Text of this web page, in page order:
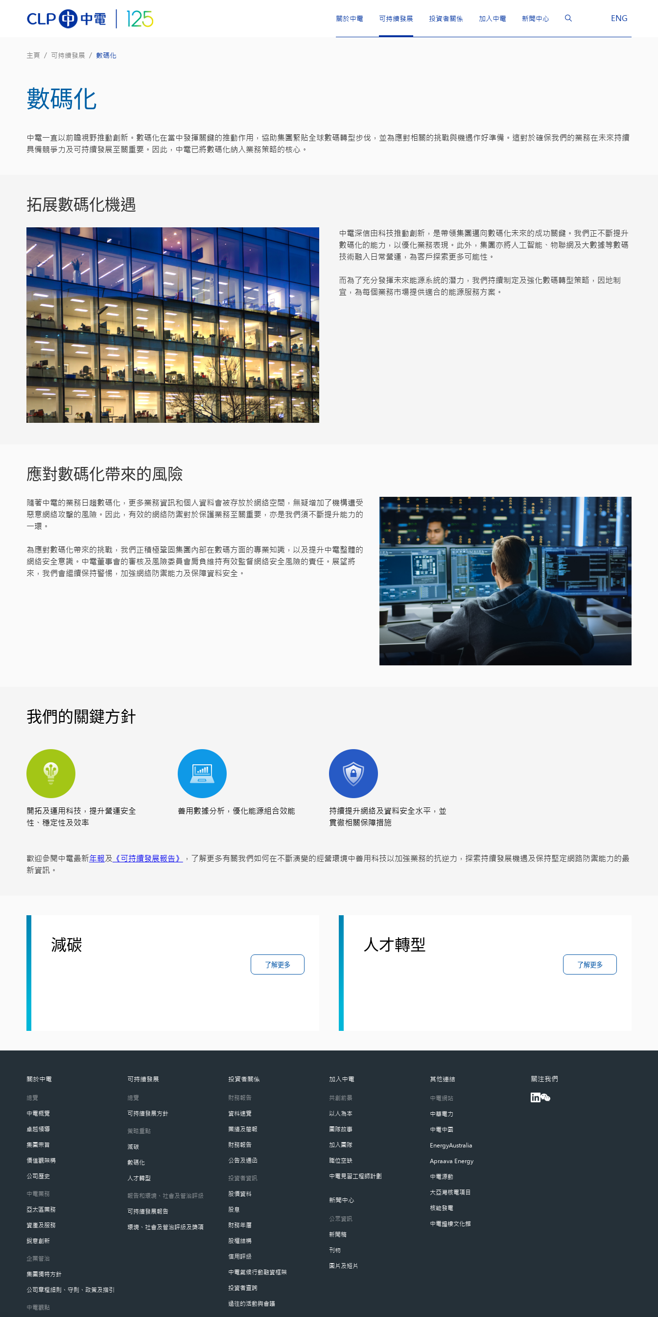
關於中電 可持續發展 投資者關係 加入中電 新聞中心 ENG
主頁 / 可持續發展 / 數碼化
數碼化
中電一直以前瞻視野推動創新。數碼化在當中發揮關鍵的推動作用，協助集團緊貼全球數碼轉型步伐，並為應對相關的挑戰與機遇作好準備。這對於確保我們的業務在未來持續
具備競爭力及可持續發展至關重要。因此，中電已將數碼化納入業務策略的核心。
拓展數碼化機遇
中電深信由科技推動創新，是帶領集團邁向數碼化未來的成功關鍵。我們正不斷提升
數碼化的能力，以優化業務表現。此外，集團亦將人工智能、物聯網及大數據等數碼
技術融入日常營運，為客戶探索更多可能性。​
而為了充分發揮未來能源系統的潛力，我們持續制定及強化數碼轉型策略，因地制
宜，為每個業務市場提供適合的能源服務方案。
應對數碼化帶來的風險
隨著中電的業務日趨數碼化，更多業務資訊和個人資料會被存放於網絡空間，無疑增加了機構遭受
惡意網絡攻擊的風險。因此，有效的網絡防禦對於保護業務至關重要，亦是我們須不斷提升能力的
一環​。
為應對數碼化帶來的挑戰，我們正積極鞏固集團內部在數碼方面的專業知識，以及提升中電整體的
網絡安全意識。中電董事會的審核及風險委員會肩負維持有效監督網絡安全風險的責任。展望將
來，我們會​繼續保持警惕，加強網絡防禦能力及保障資料安全。
我們的關鍵方針
開拓及運用科技，提升營運安全
性、穩定性及效率
善用數據分析，優化能源組合效能
持續提升網絡及資料安全水平，並
貫徹相關保障措施
歡迎參閱中電最新年報及 《可持續發展報告》
，了解更多有關我們如何在不斷演變的經營環境中善用科技以加強業務的抗逆力，探索持續發展機遇及保持堅定網路防禦能力的最
新資訊。
減碳
了解更多
人才轉型
了解更多
關於中電
總覽
中電概覽
卓越領導
集團宗旨
價值觀架構
公司歷史
中電業務
亞太區業務
資產及服務
銳意創新
企業管治
集團獨特方針
公司章程細則、守則、政策及指引
中電觀點
可持續發展
總覽
可持續發展方針
策略重點
減碳
數碼化
人才轉型
報告和環境、社會及管治評級
可持續發展報告
環境、社會及管治評級及獎項
投資者關係
財務報告
資料速覽
業績及簡報
財務報告
公告及通函
投資者資訊
股價資料
股息
財務年曆
股權結構
信用評級
中電氣候行動融資框架
投資者查詢
過往的活動與會議
加入中電
共創前景
以人為本
團隊故事
加入團隊
職位空缺
中電見習工程師計劃
新聞中心
公眾資訊
新聞稿
刊物
圖片及短片
其他連結
中電網站
中華電力
中電中國
EnergyAustralia
Apraava Energy
中電源動
大亞灣核電項目
核能發電
中電鐘樓文化館
關注我們